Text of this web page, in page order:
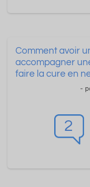
2
Comment avoir
accompagner
faire la cure en
-